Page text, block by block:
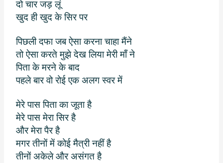
दो चार जड़ लूं
खुद ही खुद के सिर पर
पिछली दफा जब ऐसा करना चाहा मैंने
तो ऐसा करते मुझे देख लिया मेरी माँ ने
पिता के मरने के बाद
पहले बार वो रोई एक अलग स्वर में
मेरे पास पिता का जूता है
मेरे पास मेरा सिर है
और मेरा पैर है
मगर तीनों में कोई मैत्री नहीं है
तीनों अकेले और असंगत है